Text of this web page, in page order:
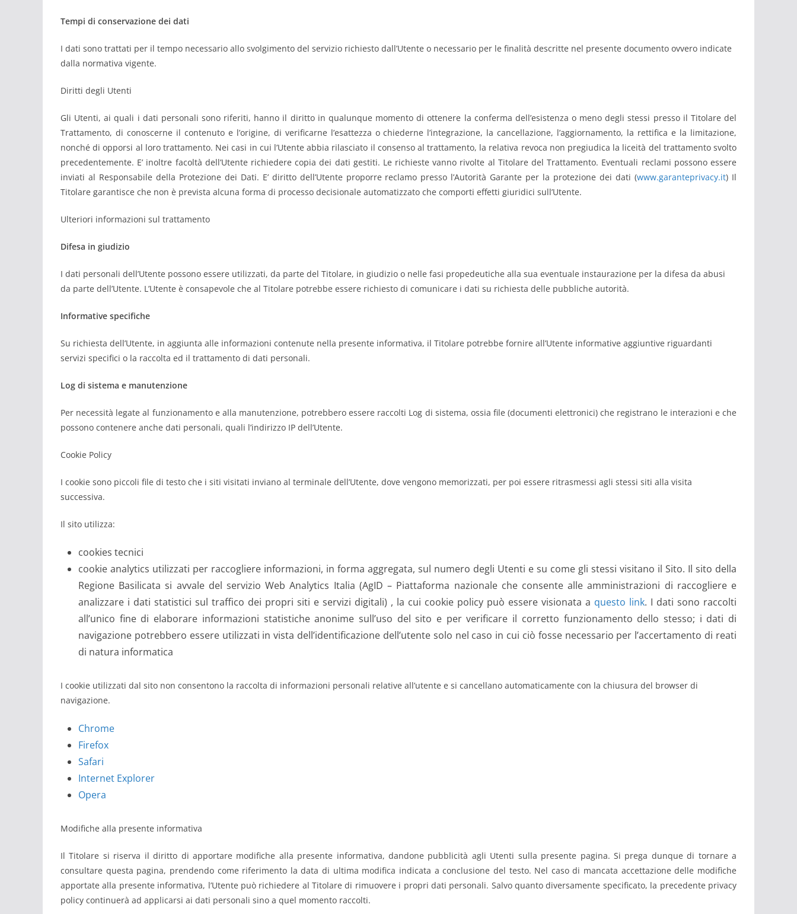
Tempi di conservazione dei dati
I dati sono trattati per il tempo necessario allo svolgimento del servizio richiesto dall’Utente o necessario per le finalità descritte nel presente documento ovvero indicate
dalla normativa vigente.
Diritti degli Utenti
Gli Utenti, ai quali i dati personali sono riferiti, hanno il diritto in qualunque momento di ottenere la conferma dell’esistenza o meno degli stessi presso il Titolare del
Trattamento, di conoscerne il contenuto e l’origine, di verificarne l’esattezza o chiederne l’integrazione, la cancellazione, l’aggiornamento, la rettifica e la limitazione,
nonché di opporsi al loro trattamento. Nei casi in cui l’Utente abbia rilasciato il consenso al trattamento, la relativa revoca non pregiudica la liceità del trattamento svolto
precedentemente. E’ inoltre facoltà dell’Utente richiedere copia dei dati gestiti. Le richieste vanno rivolte al Titolare del Trattamento. Eventuali reclami possono essere
inviati al Responsabile della Protezione dei Dati. E’ diritto dell’Utente proporre reclamo presso l’Autorità Garante per la protezione dei dati (www.garanteprivacy.it) Il
Titolare garantisce che non è prevista alcuna forma di processo decisionale automatizzato che comporti effetti giuridici sull’Utente.
Ulteriori informazioni sul trattamento
Difesa in giudizio
I dati personali dell’Utente possono essere utilizzati, da parte del Titolare, in giudizio o nelle fasi propedeutiche alla sua eventuale instaurazione per la difesa da abusi
da parte dell’Utente. L’Utente è consapevole che al Titolare potrebbe essere richiesto di comunicare i dati su richiesta delle pubbliche autorità.
Informative specifiche
Su richiesta dell’Utente, in aggiunta alle informazioni contenute nella presente informativa, il Titolare potrebbe fornire all’Utente informative aggiuntive riguardanti
servizi specifici o la raccolta ed il trattamento di dati personali.
Log di sistema e manutenzione
Per necessità legate al funzionamento e alla manutenzione, potrebbero essere raccolti Log di sistema, ossia file (documenti elettronici) che registrano le interazioni e che
possono contenere anche dati personali, quali l’indirizzo IP dell’Utente.
Cookie Policy
I cookie sono piccoli file di testo che i siti visitati inviano al terminale dell’Utente, dove vengono memorizzati, per poi essere ritrasmessi agli stessi siti alla visita
successiva.
Il sito utilizza:
cookies tecnici
cookie analytics utilizzati per raccogliere informazioni, in forma aggregata, sul numero degli Utenti e su come gli stessi visitano il Sito. Il sito della
Regione Basilicata si avvale del servizio Web Analytics Italia (AgID – Piattaforma nazionale che consente alle amministrazioni di raccogliere e
analizzare i dati statistici sul traffico dei propri siti e servizi digitali) , la cui cookie policy può essere visionata a questo link. I dati sono raccolti
all’unico fine di elaborare informazioni statistiche anonime sull’uso del sito e per verificare il corretto funzionamento dello stesso; i dati di
navigazione potrebbero essere utilizzati in vista dell’identificazione dell’utente solo nel caso in cui ciò fosse necessario per l’accertamento di reati
di natura informatica
I cookie utilizzati dal sito non consentono la raccolta di informazioni personali relative all’utente e si cancellano automaticamente con la chiusura del browser di
navigazione.
Chrome
Firefox
Safari
Internet Explorer
Opera
Modifiche alla presente informativa
Il Titolare si riserva il diritto di apportare modifiche alla presente informativa, dandone pubblicità agli Utenti sulla presente pagina. Si prega dunque di tornare a
consultare questa pagina, prendendo come riferimento la data di ultima modifica indicata a conclusione del testo. Nel caso di mancata accettazione delle modifiche
apportate alla presente informativa, l’Utente può richiedere al Titolare di rimuovere i propri dati personali. Salvo quanto diversamente specificato, la precedente privacy
policy continuerà ad applicarsi ai dati personali sino a quel momento raccolti.